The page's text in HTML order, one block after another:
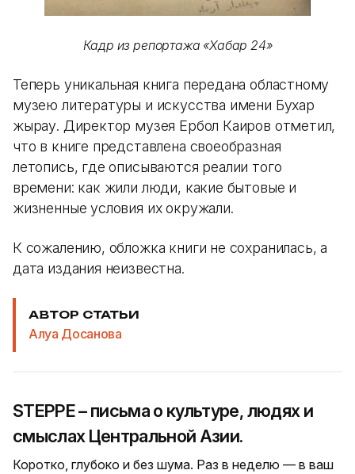
Кадр из репортажа «Хабар 24»
Теперь уникальная книга передана областному
музею литературы и искусства имени Бухар
жырау. Директор музея Ербол Каиров отметил,
что в книге представлена своеобразная
летопись, где описываются реалии того
времени: как жили люди, какие бытовые и
жизненные условия их окружали.
К сожалению, обложка книги не сохранилась, а
дата издания неизвестна.
АВТОР СТАТЬИ
Алуа Досанова
STEPPE – письма о культуре, людях и
смыслах Центральной Азии.
Коротко, глубоко и без шума. Раз в неделю — в ваш